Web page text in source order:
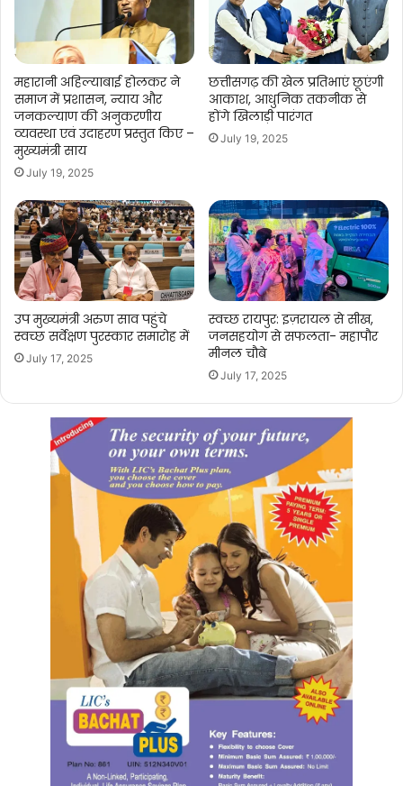
महारानी अहिल्याबाई होलकर ने
समाज में प्रशासन, न्याय और
जनकल्याण की अनुकरणीय
व्यवस्था एवं उदाहरण प्रस्तुत किए –
मुख्यमंत्री साय
July 19, 2025
छत्तीसगढ़ की खेल प्रतिभाएं छूएंगी
आकाश, आधुनिक तकनीक से
होंगे खिलाड़ी पारंगत
July 19, 2025
उप मुख्यमंत्री अरुण साव पहुंचे
स्वच्छ सर्वेक्षण पुरस्कार समारोह में
July 17, 2025
स्वच्छ रायपुर: इज़रायल से सीख,
जनसहयोग से सफलता- महापौर
मीनल चौबे
July 17, 2025